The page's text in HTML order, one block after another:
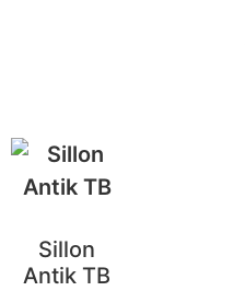
Sillon
Antik TB